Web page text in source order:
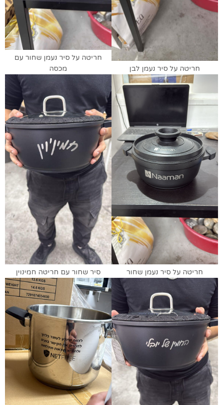
חריטה על סיר נעמן לבן
חריטה על סיר נעמן שחור עם
מכסה
חריטה על סיר נעמן שחור סיר שחור עם חריטה חמינוין